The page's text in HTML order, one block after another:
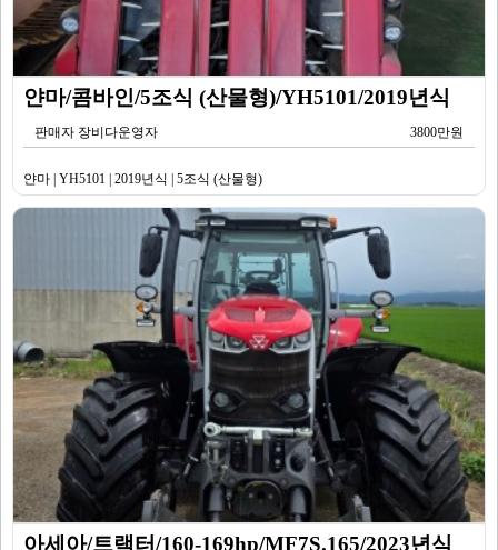
얀마/콤바인/5조식 (산물형)/YH5101/2019년식
판매자 장비다운영자 3800만원
얀마 | YH5101 | 2019년식 | 5조식 (산물형)
아세아/트랙터/160-169hp/MF7S.165/2023년식